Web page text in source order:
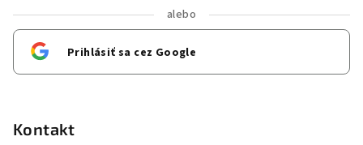
alebo
Prihlásiť sa cez Google
Kontakt